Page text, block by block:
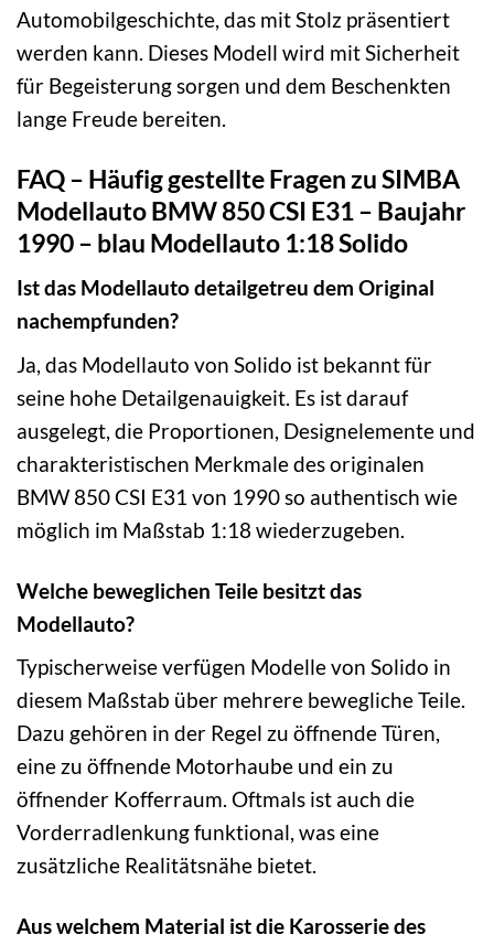
Automobilgeschichte, das mit Stolz präsentiert
werden kann. Dieses Modell wird mit Sicherheit
für Begeisterung sorgen und dem Beschenkten
lange Freude bereiten.
FAQ – Häufig gestellte Fragen zu SIMBA
Modellauto BMW 850 CSI E31 – Baujahr
1990 – blau Modellauto 1:18 Solido
Ist das Modellauto detailgetreu dem Original
nachempfunden?
Ja, das Modellauto von Solido ist bekannt für
seine hohe Detailgenauigkeit. Es ist darauf
ausgelegt, die Proportionen, Designelemente und
charakteristischen Merkmale des originalen
BMW 850 CSI E31 von 1990 so authentisch wie
möglich im Maßstab 1:18 wiederzugeben.
Welche beweglichen Teile besitzt das
Modellauto?
Typischerweise verfügen Modelle von Solido in
diesem Maßstab über mehrere bewegliche Teile.
Dazu gehören in der Regel zu öffnende Türen,
eine zu öffnende Motorhaube und ein zu
öffnender Kofferraum. Oftmals ist auch die
Vorderradlenkung funktional, was eine
zusätzliche Realitätsnähe bietet.
Aus welchem Material ist die Karosserie des